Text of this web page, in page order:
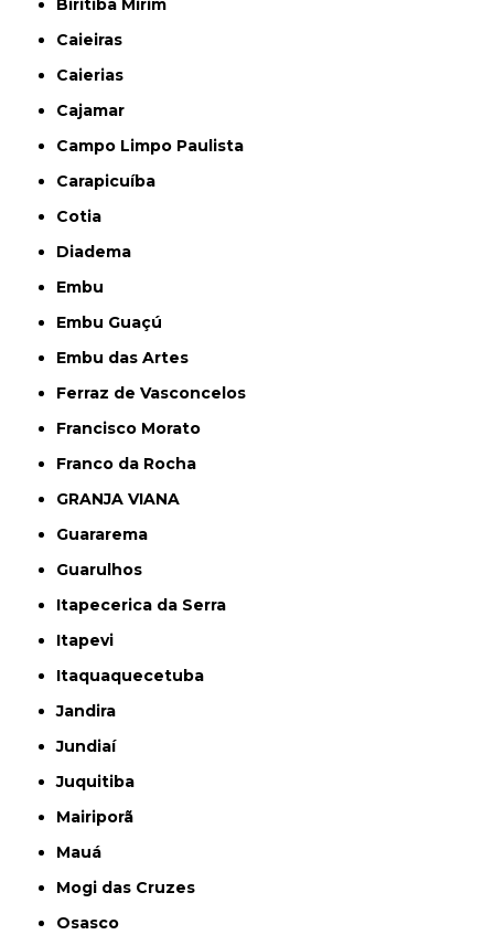
Biritiba Mirim
Caieiras
Caierias
Cajamar
Campo Limpo Paulista
Carapicuíba
Cotia
Diadema
Embu
Embu Guaçú
Embu das Artes
Ferraz de Vasconcelos
Francisco Morato
Franco da Rocha
GRANJA VIANA
Guararema
Guarulhos
Itapecerica da Serra
Itapevi
Itaquaquecetuba
Jandira
Jundiaí
Juquitiba
Mairiporã
Mauá
Mogi das Cruzes
Osasco